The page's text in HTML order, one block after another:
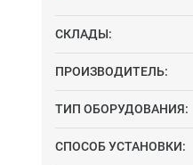
СКЛАДЫ:
ПРОИЗВОДИТЕЛЬ:
ТИП ОБОРУДОВАНИЯ:
СПОСОБ УСТАНОВКИ: